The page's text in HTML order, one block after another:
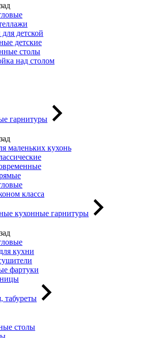
детской
детские
столы
над столом
гарнитуры
маленьких кухонь
класса
кухонные гарнитуры
кухни
фартуки
табуреты
столы